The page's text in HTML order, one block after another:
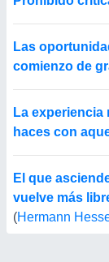
Las
comienzo de
La experiencia
haces con
El que
vuelve más
(Hermann